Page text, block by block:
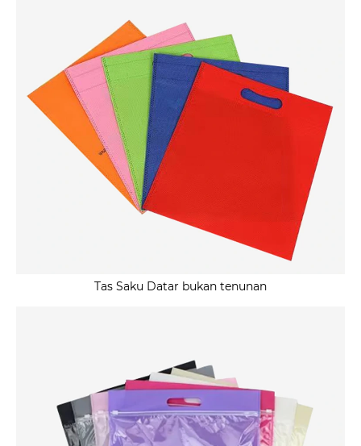
Tas Saku Datar bukan tenunan